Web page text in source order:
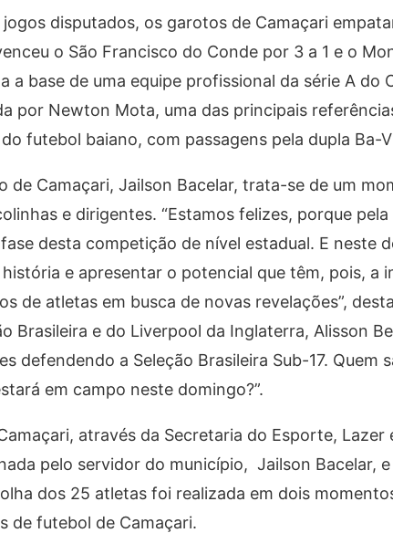
disputados, os garotos de Camaçari
o São Francisco do Conde por 3 a 1 e o
a base de uma equipe profissional da série A do
por Newton Mota, uma das principais
futebol baiano, com passagens pela dupla Ba-
de Camaçari, Jailson Bacelar, trata-se de um
e dirigentes. “Estamos felizes, porque
desta competição de nível estadual. E neste
e apresentar o potencial que têm, pois, a
de atletas em busca de novas revelações”,
Brasileira e do Liverpool da Inglaterra, Alisson
defendendo a Seleção Brasileira Sub-17. Quem
em campo neste domingo?”.
através da Secretaria do Esporte, Lazer
pelo servidor do município, Jailson Bacelar,
dos 25 atletas foi realizada em dois
de futebol de Camaçari.